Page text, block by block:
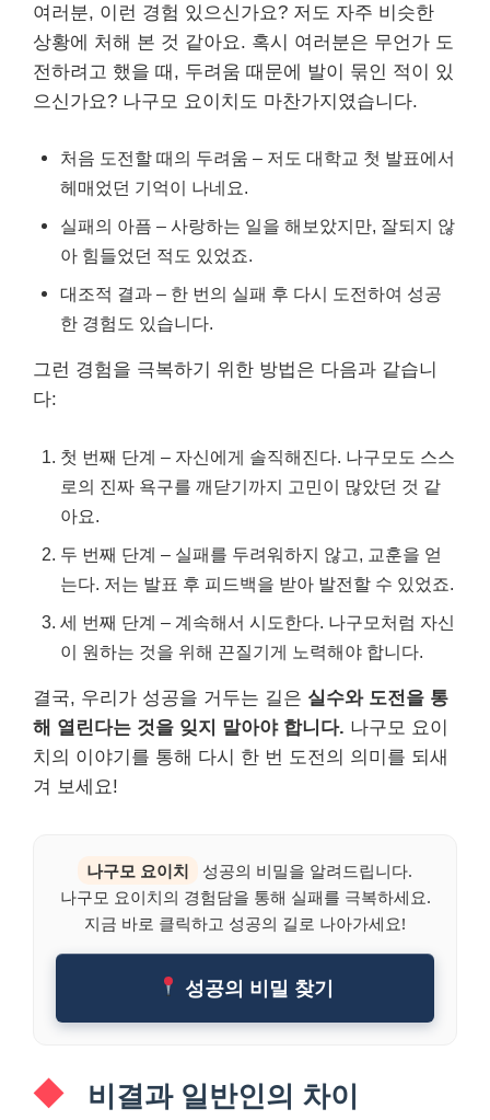
여러분, 이런 경험 있으신가요? 저도 자주 비슷한
상황에 처해 본 것 같아요. 혹시 여러분은 무언가 도
전하려고 했을 때, 두려움 때문에 발이 묶인 적이 있
으신가요? 나구모 요이치도 마찬가지였습니다.
처음 도전할 때의 두려움 – 저도 대학교 첫 발표에서
헤매었던 기억이 나네요.
실패의 아픔 – 사랑하는 일을 해보았지만, 잘되지 않
아 힘들었던 적도 있었죠.
대조적 결과 – 한 번의 실패 후 다시 도전하여 성공
한 경험도 있습니다.
그런 경험을 극복하기 위한 방법은 다음과 같습니
다:
첫 번째 단계 – 자신에게 솔직해진다. 나구모도 스스
로의 진짜 욕구를 깨닫기까지 고민이 많았던 것 같
아요.
두 번째 단계 – 실패를 두려워하지 않고, 교훈을 얻
는다. 저는 발표 후 피드백을 받아 발전할 수 있었죠.
세 번째 단계 – 계속해서 시도한다. 나구모처럼 자신
이 원하는 것을 위해 끈질기게 노력해야 합니다.
결국, 우리가 성공을 거두는 길은 실수와 도전을 통
해 열린다는 것을 잊지 말아야 합니다. 나구모 요이
치의 이야기를 통해 다시 한 번 도전의 의미를 되새
겨 보세요!
나구모 요이치
성공의 비밀을 알려드립니다.
나구모 요이치의 경험담을 통해 실패를 극복하세요.
지금 바로 클릭하고 성공의 길로 나아가세요!
성공의 비밀 찾기
비결과 일반인의 차이